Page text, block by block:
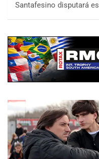
Santafesino disputará